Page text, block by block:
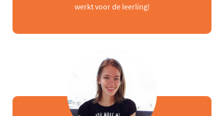
werkt voor de leerling!